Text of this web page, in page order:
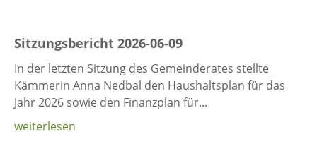
Sitzungsbericht 2026-06-09
In der letzten Sitzung des Gemeinderates stellte
Kämmerin Anna Nedbal den Haushaltsplan für das
Jahr 2026 sowie den Finanzplan für...
weiterlesen